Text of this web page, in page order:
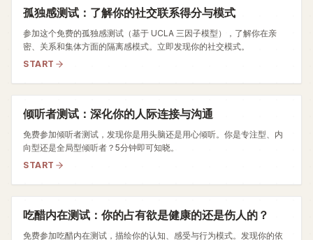
孤独感测试：了解你的社交联系得分与模式
参加这个免费的孤独感测试（基于 UCLA 三因子模型），了解你在亲
密、关系和集体方面的隔离感模式。立即发现你的社交模式。
START
倾听者测试：深化你的人际连接与沟通
免费参加倾听者测试，发现你是用头脑还是用心倾听。你是专注型、内
向型还是全局型倾听者？5分钟即可知晓。
START
吃醋内在测试：你的占有欲是健康的还是伤人的？
免费参加吃醋内在测试，描绘你的认知、感受与行为模式。发现你的依